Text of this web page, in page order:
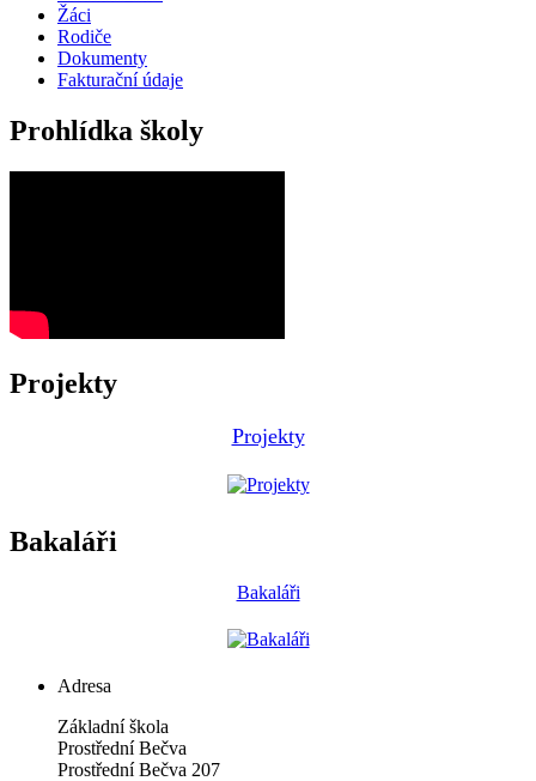
Žáci
Rodiče
Dokumenty
Fakturační údaje
Prohlídka školy
Projekty
Projekty
Bakaláři
Bakaláři
Adresa
Základní škola
Prostřední Bečva
Prostřední Bečva 207